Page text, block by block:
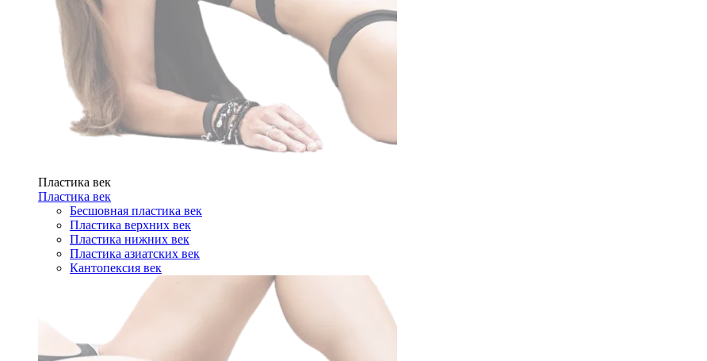
Пластика век
Пластика век
Бесшовная пластика век
Пластика верхних век
Пластика нижних век
Пластика азиатских век
Кантопексия век